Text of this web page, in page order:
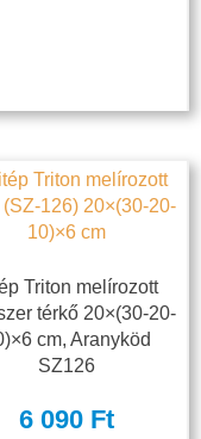
Triton melírozott
térkő 20×(30-20-
cm, Aranyköd
SZ126
6 090 Ft